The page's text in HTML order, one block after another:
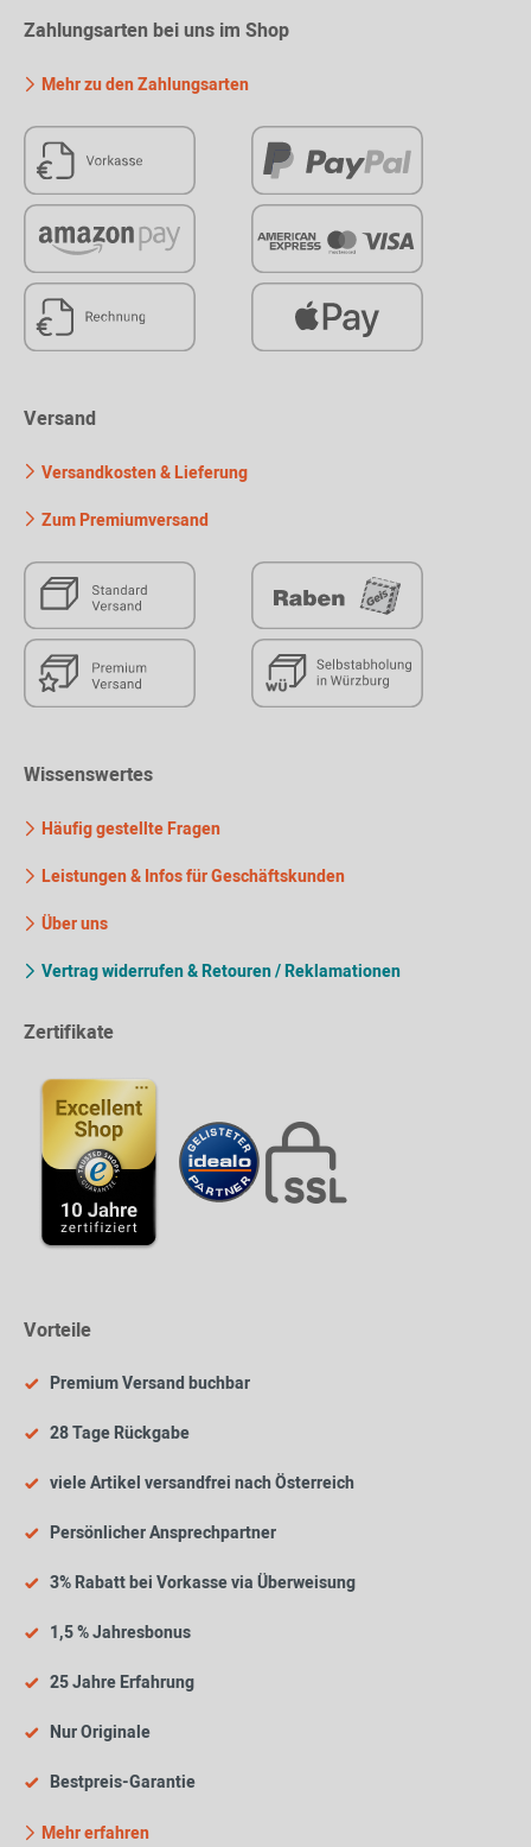
Zahlungsarten bei uns im Shop
Mehr zu den Zahlungsarten
Versand
Versandkosten & Lieferung
Zum Premiumversand
Wissenswertes
Häufig gestellte Fragen
Leistungen & Infos für Geschäftskunden
Über uns
Vertrag widerrufen & Retouren / Reklamationen
Zertifikate
Vorteile
Premium Versand buchbar
28 Tage Rückgabe
viele Artikel versandfrei nach Österreich
Persönlicher Ansprechpartner
3% Rabatt bei Vorkasse via Überweisung
1,5 % Jahresbonus
25 Jahre Erfahrung
Nur Originale
Bestpreis-Garantie
Mehr erfahren